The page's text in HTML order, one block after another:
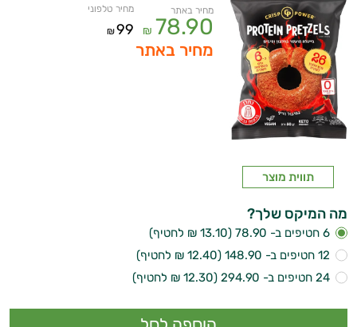
תווית מוצר
מחיר באתר
78.90
₪
מחיר טלפוני
99
₪
מחיר באתר
מה המיקס שלך?
6 חטיפים ב- 78.90 (13.10 ₪ לחטיף)
12 חטיפים ב- 148.90 (12.40 ₪ לחטיף)
24 חטיפים ב- 294.90 (12.30 ₪ לחטיף)